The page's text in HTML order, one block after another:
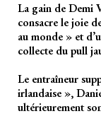
La gain de Demi
consacre le joie
au monde » et
collecte du pull
Le entraîneur
irlandaise »,
ultérieurement